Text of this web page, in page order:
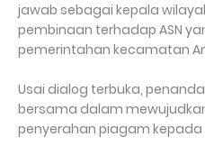
jawab sebagai kepala
pembinaan terhadap ASN
pemerintahan kecamatan
Usai dialog terbuka,
bersama dalam
penyerahan piagam